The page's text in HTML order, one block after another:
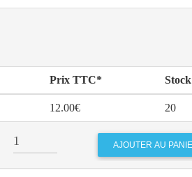
Prix TTC* Stock
12.00€ 20